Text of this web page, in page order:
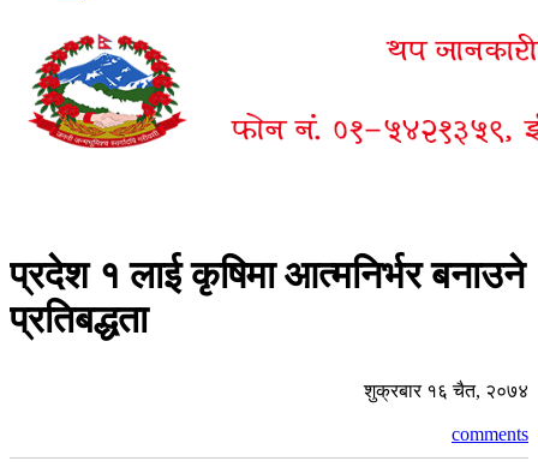
प्रदेश १ लाई कृषिमा आत्मनिर्भर बनाउने
प्रतिबद्धता
शुक्रबार १६ चैत, २०७४
comments